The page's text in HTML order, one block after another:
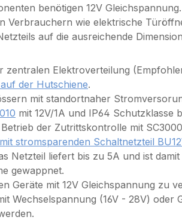
benötigen 12V
Verbrauchern wie elektrische
auf die ausreichende
zentralen Elektroverteilung
der Hutschiene.
mit standortnaher
mit 12V/1A und IP64 Schutzklasse
der Zutrittskontrolle mit
stromsparenden Schaltnetzteil
Netzteil liefert bis zu 5A und ist
gewappnet.
Geräte mit 12V Gleichspannung zu
Wechselspannung (16V - 28V) oder